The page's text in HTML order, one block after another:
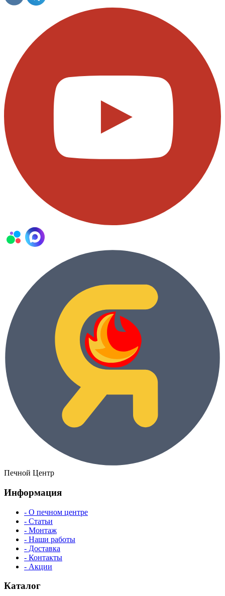
Печной Центр
Информация
- О печном центре
- Статьи
- Монтаж
- Наши работы
- Доставка
- Контакты
- Акции
Каталог